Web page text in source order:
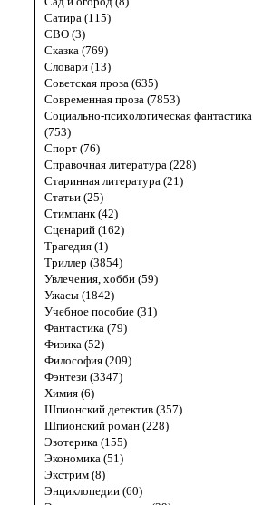
Сатира (115)
СВО (3)
Сказка (769)
Словари (13)
Советская проза (635)
Современная проза (7853)
Социально-психологическая фантастика
(753)
Спорт (76)
Справочная литература (228)
Старинная литература (21)
Статьи (25)
Стимпанк (42)
Сценарий (162)
Трагедия (1)
Триллер (3854)
Увлечения, хобби (59)
Ужасы (1842)
Учебное пособие (31)
Фантастика (79)
Физика (52)
Философия (209)
Фэнтези (3347)
Химия (6)
Шпионский детектив (357)
Шпионский роман (228)
Эзотерика (155)
Экономика (51)
Экстрим (8)
Энциклопедии (60)